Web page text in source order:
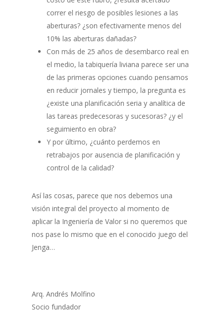
correr el riesgo de posibles lesiones a las
aberturas? ¿son efectivamente menos del
10% las aberturas dañadas?
Con más de 25 años de desembarco real en
el medio, la tabiquería liviana parece ser una
de las primeras opciones cuando pensamos
en reducir jornales y tiempo, la pregunta es
¿existe una planificación seria y analítica de
las tareas predecesoras y sucesoras? ¿y el
seguimiento en obra?
Y por último, ¿cuánto perdemos en
retrabajos por ausencia de planificación y
control de la calidad?
Así las cosas, parece que nos debemos una
visión integral del proyecto al momento de
aplicar la Ingeniería de Valor si no queremos que
nos pase lo mismo que en el conocido juego del
Jenga…
Arq. Andrés Molfino
Socio fundador